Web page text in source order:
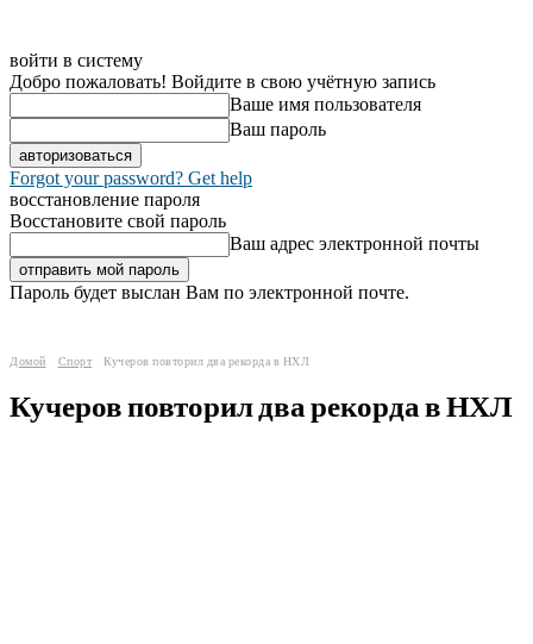
войти в систему
Добро пожаловать! Войдите в свою учётную запись
Ваше имя пользователя
Ваш пароль
Forgot your password? Get help
восстановление пароля
Восстановите свой пароль
Ваш адрес электронной почты
Пароль будет выслан Вам по электронной почте.
Домой Спорт Кучеров повторил два рекорда в НХЛ
Кучеров повторил два рекорда в НХЛ